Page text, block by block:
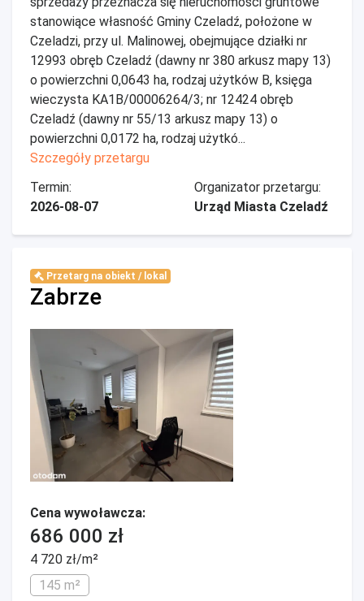
stanowiące własność Gminy Czeladź, położone w
Czeladzi, przy ul. Malinowej, obejmujące działki nr
12993 obręb Czeladź (dawny nr 380 arkusz mapy 13)
o powierzchni 0,0643 ha, rodzaj użytków B, księga
wieczysta KA1B/00006264/3; nr 12424 obręb
Czeladź (dawny nr 55/13 arkusz mapy 13) o
powierzchni 0,0172 ha, rodzaj użytkó...
Szczegóły przetargu
Termin:
2026-08-07
Organizator przetargu:
Urząd Miasta Czeladź
Przetarg na obiekt / lokal
Zabrze
Cena wywoławcza:
686 000 zł
4 720 zł/m²
145 m²